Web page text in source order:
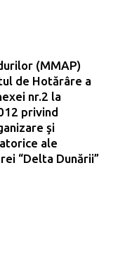
(MMAP)
de Hotărâre a
nr.2 la
privind
şi
ale
“Delta Dunării”